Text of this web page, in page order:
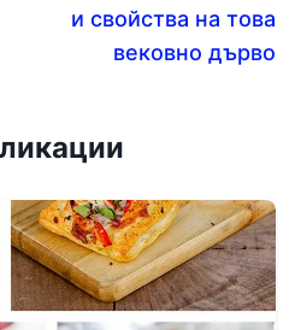
и свойства на това
вековно дърво